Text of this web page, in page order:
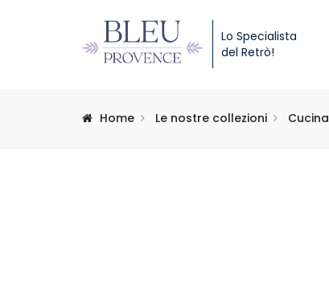
Lo Specialista
del Retrò!
Home Le nostre collezioni Cucina